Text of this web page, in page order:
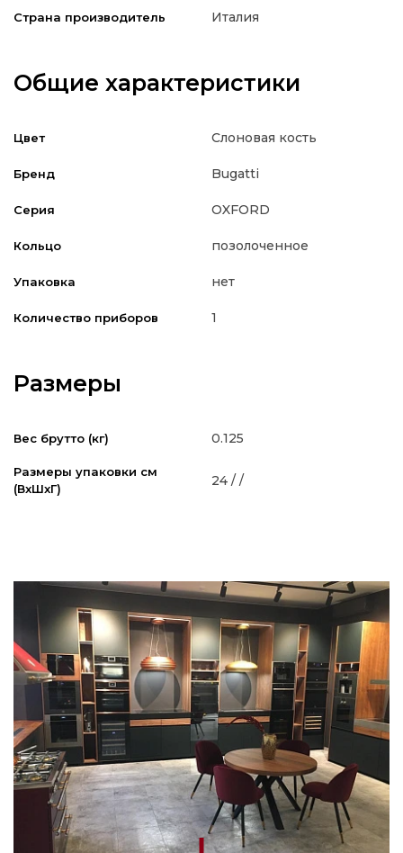
Страна производитель Италия
Общие характеристики
Цвет Слоновая кость
Бренд Bugatti
Серия OXFORD
Кольцо позолоченное
Упаковка нет
Количество приборов 1
Размеры
Вес брутто (кг) 0.125
Размеры упаковки см
(ВxШxГ)
24 / /